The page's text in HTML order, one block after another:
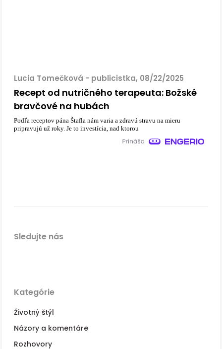
Lucia Tomečková - publicistka, 08/22/2025
Recept od nutričného terapeuta: Božské
bravčové na hubách
Podľa receptov pána Štafla nám varia a zdravú stravu na mieru
pripravujú už roky. Je to investícia, nad ktorou
Kategórie
Životný štýl
Názory a komentáre
Rozhovory
Sledujte nás